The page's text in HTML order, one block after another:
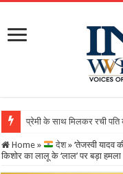
Home » देश » ‘तेजस्वी यादव
किशोर का लालू के ‘लाल’ पर बड़ा हमला